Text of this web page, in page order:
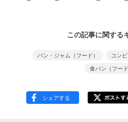
この記事に関する
パン・ジャム（フード） コン
食パン（フード